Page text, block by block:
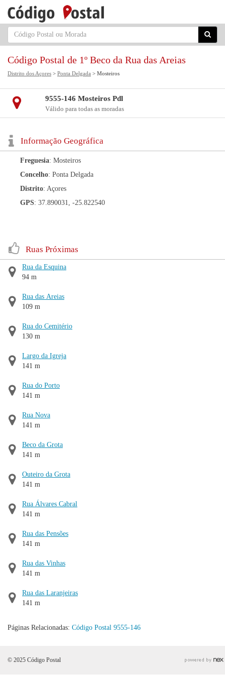
Código Postal de 1º Beco da Rua das Areias
Distrito dos Açores > Ponta Delgada > Mosteiros
9555-146 Mosteiros Pdl
Válido para todas as moradas
Informação Geográfica
Freguesia: Mosteiros
Concelho: Ponta Delgada
Distrito: Açores
GPS: 37.890031, -25.822540
Ruas Próximas
Rua da Esquina
94 m
Rua das Areias
109 m
Rua do Cemitério
130 m
Largo da Igreja
141 m
Rua do Porto
141 m
Rua Nova
141 m
Beco da Grota
141 m
Outeiro da Grota
141 m
Rua Álvares Cabral
141 m
Rua das Pensões
141 m
Rua das Vinhas
141 m
Rua das Laranjeiras
141 m
Páginas Relacionadas: Código Postal 9555-146
© 2025 Código Postal